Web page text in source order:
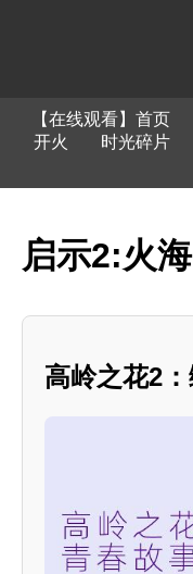
【在线观看】首页
开火
时光碎片
启示2:火海
高岭之花2